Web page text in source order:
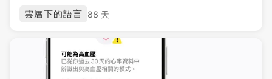
雲層下的語言 88 天